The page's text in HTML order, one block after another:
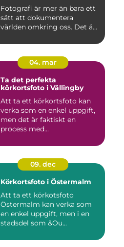
Fotografi är mer än bara ett
sätt att dokumentera
världen omkring oss. Det ä...
04. mar
Ta det perfekta
körkortsfoto i Vällingby
Att ta ett körkortsfoto kan
verka som en enkel uppgift,
men det är faktiskt en
process med...
09. dec
Körkortsfoto i Östermalm
Att ta ett körkotsfoto
Östermalm kan verka som
en enkel uppgift, men i en
stadsdel som &Ou...